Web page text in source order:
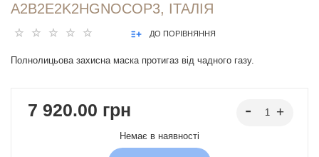
A2B2E2K2HGNOCOР3, ІТАЛІЯ
ДО ПОРІВНЯННЯ
Полнолицьова захисна маска протигаз від чадного газу.
7 920.00 грн
Немає в наявності